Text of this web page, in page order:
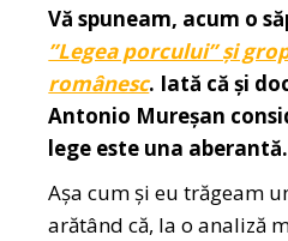
Vă spuneam, acum o
”Legea porcului” și
românesc. Iată că și
Antonio Mureșan
lege este una aberantă.
Așa cum și eu trăgeam
arătând că, la o analiză